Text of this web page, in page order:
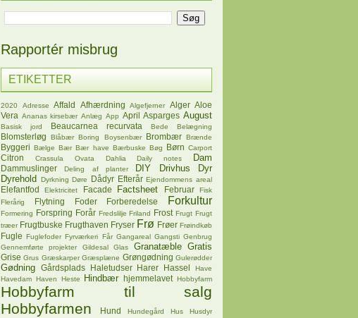
Rapportér misbrug
ETIKETTER
2020 Adresse Affald Afhærdning Algefjerner Alger Aloe
Vera Ananas kirsebær Anlæg App April Asparges August
Basisk jord Beaucarnea recurvata Bede Belægning
Blomsterløg Blåbær Boring Boysenbær Brombær Brænde
Byggeri Bælge Bær Bær have Bærbuske Bøg Børn Carport
Citron Crassula Ovata Dahlia Daily notes Dam
Dammuslinger Deling af planter DIY Drivhus
Dyr
Dyrehold
Dyrkning Døre Dådyr Efterår Ejendommens areal
Elefantfod Elektricitet Facade Factsheet Februar
Fisk
Flerårig
Flytning Foder Forberedelse Forkultur
Formering Forspring Forår Fredslilje Friland Frost Frugt Frugt
træer Frugtbuske Frugthaven Fryser Frø Frøer Frøindkøb
Fugle Fuglefoder Fyrværkeri Får Gangareal Gangsti Genbrug
Gennemførte projekter
Gildesal Glas Granatæble Gratis
Grise Grus Græskarper Græsplæne Grøngødning Gulerødder
Gødning Gårdsplads Haletudser Harer Hassel
Have
Havedam Haven Heste Hindbær hjemmelavet Hobbyfarm
Hobbyfarm til salg
Hobbyfarmen
Hund Hundegård Hus
Husdyr